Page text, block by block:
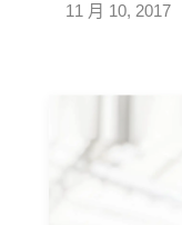
11 月 10, 2017